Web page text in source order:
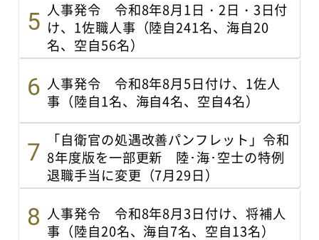
人事発令 令和8年8月1日・2日・3日付
け、1佐職人事（陸自241名、海自20
名、空自56名）
人事発令 令和8年8月5日付け、1佐人
事（陸自1名、海自4名、空自4名）
「自衛官の処遇改善パンフレット」令和
8年度版を一部更新 陸･海･空士の特例
退職手当に変更（7月29日）
人事発令 令和8年8月3日付け、将補人
事（陸自20名、海自7名、空自13名）